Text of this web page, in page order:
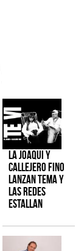
La Joaqui y
Callejero Fino
lanzan tema y
las redes
estallan